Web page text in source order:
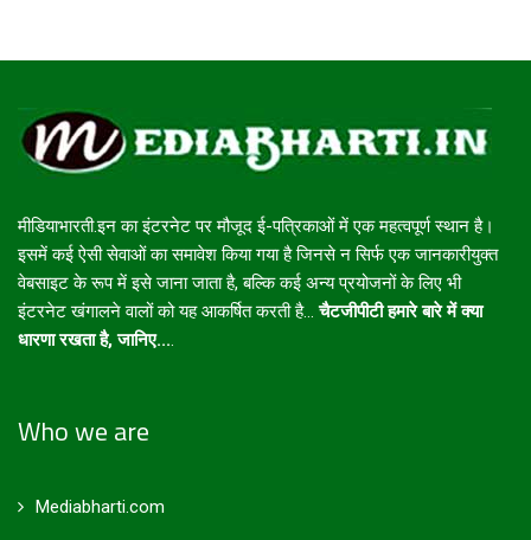
मीडियाभारती.इन का इंटरनेट पर मौजूद ई-पत्रिकाओं में एक महत्वपूर्ण स्थान है।
इसमें कई ऐसी सेवाओं का समावेश किया गया है जिनसे न सिर्फ एक जानकारीयुक्त
वेबसाइट के रूप में इसे जाना जाता है, बल्कि कई अन्य प्रयोजनों के लिए भी
इंटरनेट खंगालने वालों को यह आकर्षित करती है... चैटजीपीटी हमारे बारे में क्या
धारणा रखता है, जानिए....
Who we are
Mediabharti.com